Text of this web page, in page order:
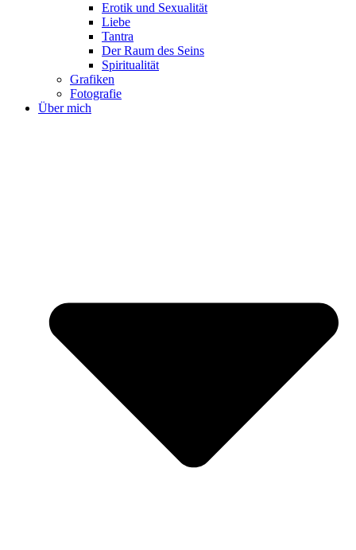
Erotik und Sexualität
Liebe
Tantra
Der Raum des Seins
Spiritualität
Grafiken
Fotografie
Über mich